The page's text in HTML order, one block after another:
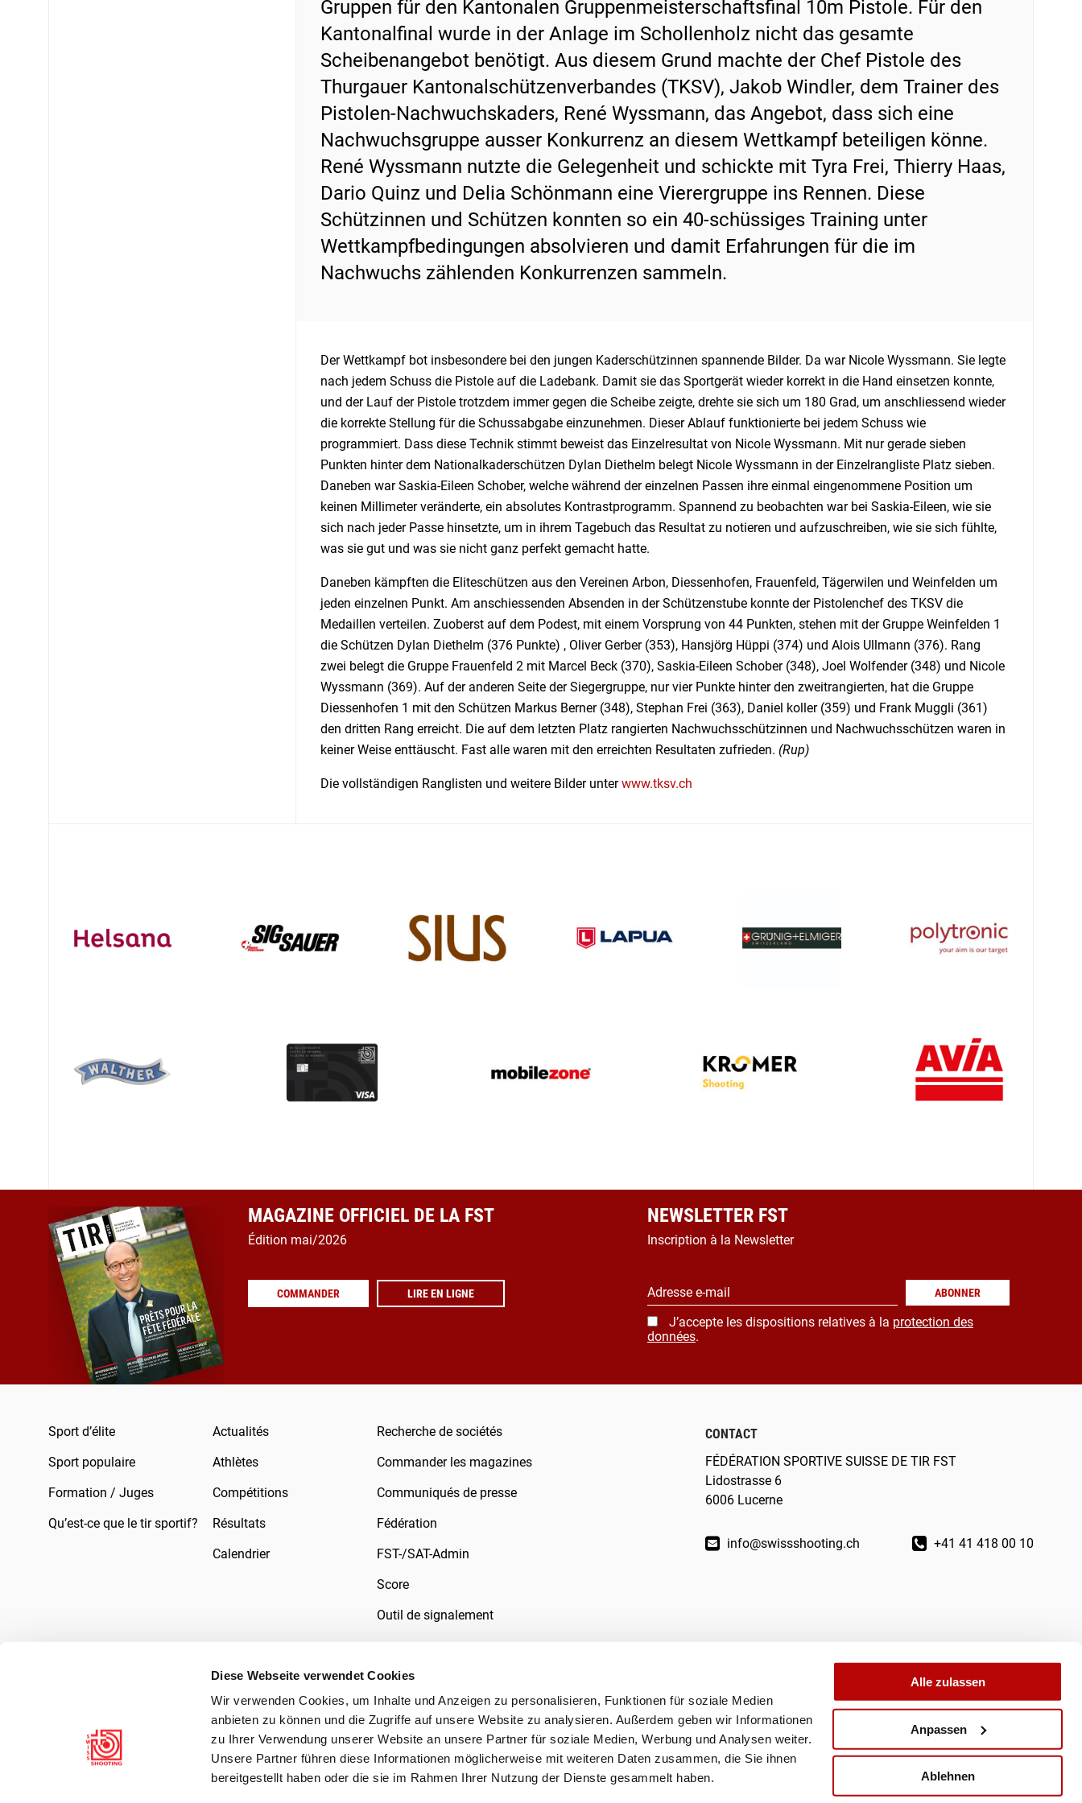
Diese Webseite verwendet Cookies
Wir verwenden Cookies, um Inhalte und Anzeigen zu personalisieren, Funktionen für soziale Medien
anbieten zu können und die Zugriffe auf unsere Website zu analysieren. Außerdem geben wir Informationen
zu Ihrer Verwendung unserer Website an unsere Partner für soziale Medien, Werbung und Analysen weiter.
Unsere Partner führen diese Informationen möglicherweise mit weiteren Daten zusammen, die Sie ihnen
bereitgestellt haben oder die sie im Rahmen Ihrer Nutzung der Dienste gesammelt haben.
Alle zulassen
Anpassen
Ablehnen
Gruppen für den Kantonalen Gruppenmeisterschaftsfinal 10m Pistole. Für den
Kantonalfinal wurde in der Anlage im Schollenholz nicht das gesamte
Scheibenangebot benötigt. Aus diesem Grund machte der Chef Pistole des
Thurgauer Kantonalschützenverbandes (TKSV), Jakob Windler, dem Trainer des
Pistolen-Nachwuchskaders, René Wyssmann, das Angebot, dass sich eine
Nachwuchsgruppe ausser Konkurrenz an diesem Wettkampf beteiligen könne.
René Wyssmann nutzte die Gelegenheit und schickte mit Tyra Frei, Thierry Haas,
Dario Quinz und Delia Schönmann eine Vierergruppe ins Rennen. Diese
Schützinnen und Schützen konnten so ein 40-schüssiges Training unter
Wettkampfbedingungen absolvieren und damit Erfahrungen für die im
Nachwuchs zählenden Konkurrenzen sammeln.
Der Wettkampf bot insbesondere bei den jungen Kaderschützinnen spannende Bilder. Da war Nicole Wyssmann. Sie legte
nach jedem Schuss die Pistole auf die Ladebank. Damit sie das Sportgerät wieder korrekt in die Hand einsetzen konnte,
und der Lauf der Pistole trotzdem immer gegen die Scheibe zeigte, drehte sie sich um 180 Grad, um anschliessend wieder
die korrekte Stellung für die Schussabgabe einzunehmen. Dieser Ablauf funktionierte bei jedem Schuss wie
programmiert. Dass diese Technik stimmt beweist das Einzelresultat von Nicole Wyssmann. Mit nur gerade sieben
Punkten hinter dem Nationalkaderschützen Dylan Diethelm belegt Nicole Wyssmann in der Einzelrangliste Platz sieben.
Daneben war Saskia-Eileen Schober, welche während der einzelnen Passen ihre einmal eingenommene Position um
keinen Millimeter veränderte, ein absolutes Kontrastprogramm. Spannend zu beobachten war bei Saskia-Eileen, wie sie
sich nach jeder Passe hinsetzte, um in ihrem Tagebuch das Resultat zu notieren und aufzuschreiben, wie sie sich fühlte,
was sie gut und was sie nicht ganz perfekt gemacht hatte.
Daneben kämpften die Eliteschützen aus den Vereinen Arbon, Diessenhofen, Frauenfeld, Tägerwilen und Weinfelden um
jeden einzelnen Punkt. Am anschiessenden Absenden in der Schützenstube konnte der Pistolenchef des TKSV die
Medaillen verteilen. Zuoberst auf dem Podest, mit einem Vorsprung von 44 Punkten, stehen mit der Gruppe Weinfelden 1
die Schützen Dylan Diethelm (376 Punkte) , Oliver Gerber (353), Hansjörg Hüppi (374) und Alois Ullmann (376). Rang
zwei belegt die Gruppe Frauenfeld 2 mit Marcel Beck (370), Saskia-Eileen Schober (348), Joel Wolfender (348) und Nicole
Wyssmann (369). Auf der anderen Seite der Siegergruppe, nur vier Punkte hinter den zweitrangierten, hat die Gruppe
Diessenhofen 1 mit den Schützen Markus Berner (348), Stephan Frei (363), Daniel koller (359) und Frank Muggli (361)
den dritten Rang erreicht. Die auf dem letzten Platz rangierten Nachwuchsschützinnen und Nachwuchsschützen waren in
keiner Weise enttäuscht. Fast alle waren mit den erreichten Resultaten zufrieden. (Rup)
Die vollständigen Ranglisten und weitere Bilder unterwww.tksv.ch
MAGAZINE OFFICIEL DE LA FST
Édition mai/2026
COMMANDER LIRE EN LIGNE
NEWSLETTER FST
Inscription à la Newsletter
Adresse e-mail ABONNER
J’accepte les dispositions relatives à la protection des
données.
Sport d’élite
Sport populaire
Formation / Juges
Qu’est-ce que le tir sportif?
Actualités
Athlètes
Compétitions
Résultats
Calendrier
Recherche de sociétés
Commander les magazines
Communiqués de presse
Fédération
FST-/SAT-Admin
Score
Outil de signalement
CONTACT
FÉDÉRATION SPORTIVE SUISSE DE TIR FST
Lidostrasse 6
6006 Lucerne
info@swissshooting.ch +41 41 418 00 10
Protection des données